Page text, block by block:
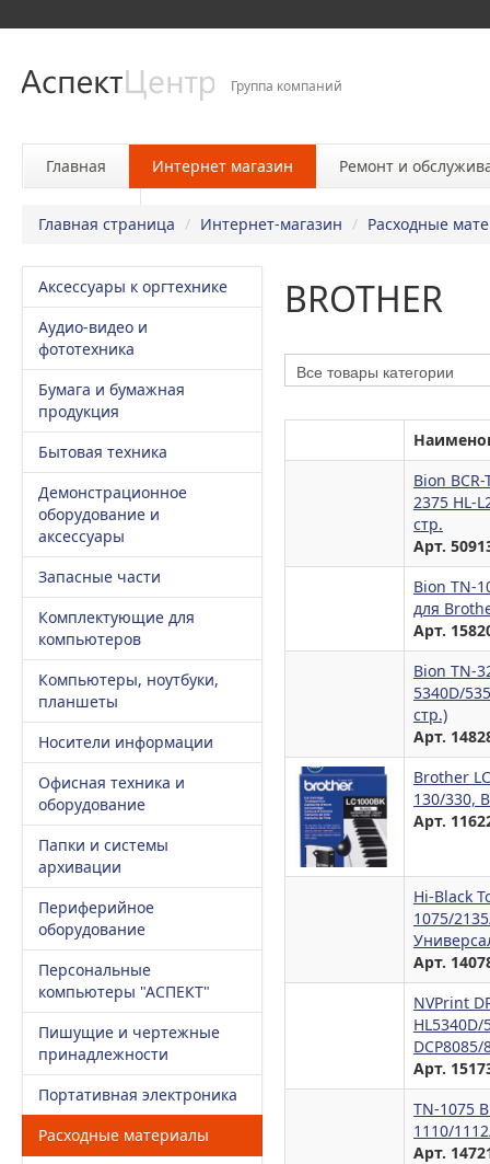
Группа компаний
Главная Интернет магазин Ремонт и
Главная страница / Интернет-магазин / Расходные
Аксессуары к оргтехнике
Аудио-видео и
фототехника
Бумага и бумажная
продукция
Бытовая техника
Демонстрационное
оборудование и
аксессуары
Запасные части
Комплектующие для
компьютеров
Компьютеры, ноутбуки,
планшеты
Носители информации
Офисная техника и
оборудование
Папки и системы
архивации
Периферийное
оборудование
Персональные
компьютеры "АСПЕКТ"
Пишущие и чертежные
принадлежности
Портативная электроника
Расходные материалы
BROTHER
Bion
2375 HL-
стр.
Арт.
Bion TN-
для
Арт.
Bion TN-
5340D/
стр.)
Арт.
Brother
130/330,
Арт.
Hi-Black
1075/
Арт.
NVPrint
Арт.
TN-1075
1110/
Арт.